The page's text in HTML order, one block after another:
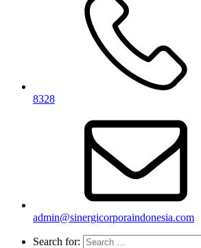
8328
admin@sinergicorporaindonesia.com
Search for: